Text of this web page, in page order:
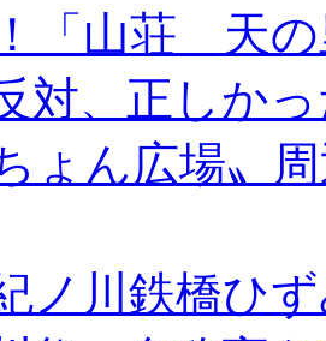
「山荘 天の
対、正しか
ょん広場〟
ノ川鉄橋ひ